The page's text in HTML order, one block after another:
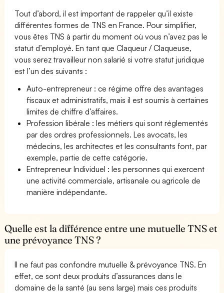
Tout d’abord, il est important de rappeler qu’il existe
différentes formes de TNS en France. Pour simplifier,
vous êtes TNS à partir du moment où vous n’avez pas le
statut d’employé. En tant que Claqueur / Claqueuse,
vous serez travailleur non salarié si votre statut juridique
est l’un des suivants :
Auto-entrepreneur : ce régime offre des avantages
fiscaux et administratifs, mais il est soumis à certaines
limites de chiffre d’affaires.
Profession libérale : les métiers qui sont réglementés
par des ordres professionnels. Les avocats, les
médecins, les architectes et les consultants font, par
exemple, partie de cette catégorie.
Entrepreneur Individuel : les personnes qui exercent
une activité commerciale, artisanale ou agricole de
manière indépendante.
Quelle est la différence entre une mutuelle TNS et
une prévoyance TNS ?
Il ne faut pas confondre mutuelle & prévoyance TNS. En
effet, ce sont deux produits d’assurances dans le
domaine de la santé (au sens large) mais ces produits